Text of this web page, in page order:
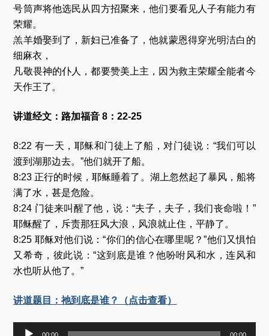
号筒声将他选民从四方招聚来，他们要看见人子有能力有
荣耀。
羔羊婚娶到了，新妇已准备了，他就蒙恩得穿光明洁白的
细麻衣，
凡敬畏神的仆人，都要赞美上主，因为救主荣耀全能者今
天作王了。
讲道经文：路加福音 8：22-25
8:22 有一天，耶稣和门徒上了船，对门徒说：“我们可以
渡到湖那边去。”他们就开了船。
8:23 正行的时候，耶稣睡着了。湖上忽然起了暴风，船将
满了水，甚是危险。
8:24 门徒来叫醒了他，说：“夫子，夫子，我们丧命啦！”
耶稣醒了，斥责那狂风大浪，风浪就止住，平静了。
8:25 耶稣对他们说：“你们的信心在哪里呢？”他们又惧怕
又希奇，彼此说：“这到底是谁？他吩咐风和水，连风和
水也听从他了。”
讲道题目：祂到底是谁？（点击查看）